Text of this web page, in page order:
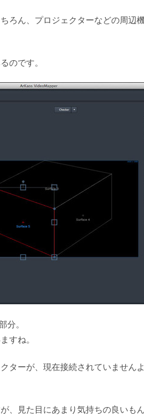
ろん、プロジェクターなどの周辺
のです。
分。
すね。
ターが、現在接続されていません
、見た目にあまり気持ちの良いも